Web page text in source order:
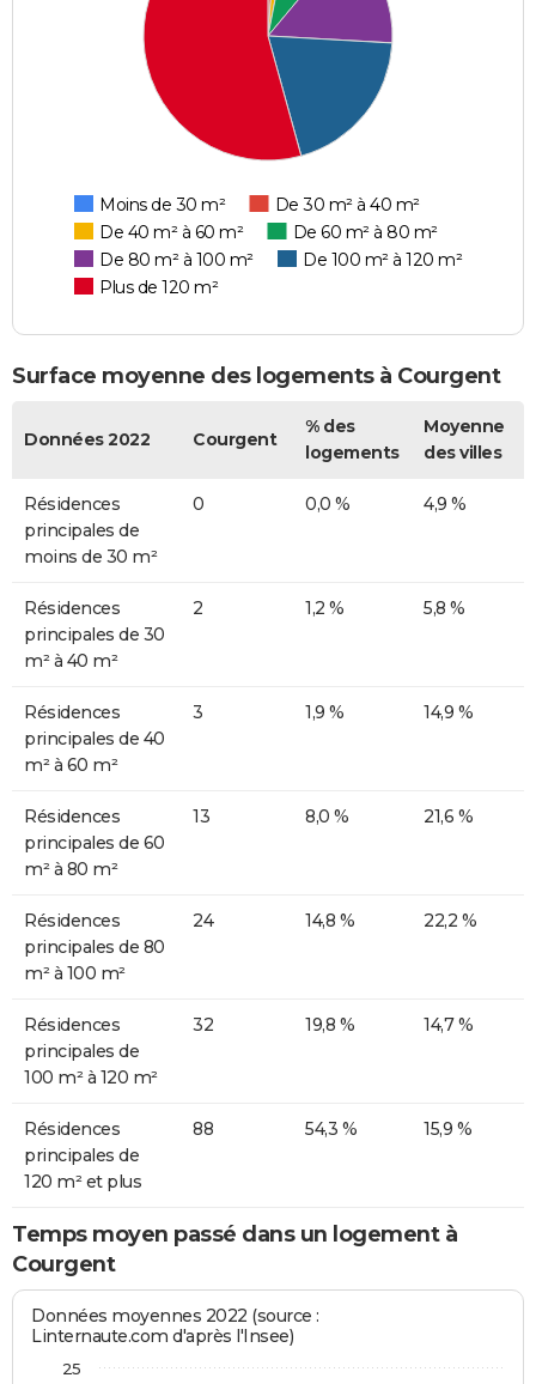
Moins de 30 m²
De 30 m² à 40 m²
De 40 m² à 60 m²
De 60 m² à 80 m²
De 80 m² à 100 m²
De 100 m² à 120 m²
Plus de 120 m²
Surface moyenne des logements à Courgent
Données 2022 Courgent
% des
logements
Moyenne
des villes
Résidences
principales de
moins de 30 m²
0 0,0 % 4,9 %
Résidences
principales de 30
m² à 40 m²
2 1,2 % 5,8 %
Résidences
principales de 40
m² à 60 m²
3 1,9 % 14,9 %
Résidences
principales de 60
m² à 80 m²
13 8,0 % 21,6 %
Résidences
principales de 80
m² à 100 m²
24 14,8 % 22,2 %
Résidences
principales de
100 m² à 120 m²
32 19,8 % 14,7 %
Résidences
principales de
120 m² et plus
88 54,3 % 15,9 %
Temps moyen passé dans un logement à
Courgent
Données moyennes 2022 (source :
Linternaute.com d'après l'Insee)
25